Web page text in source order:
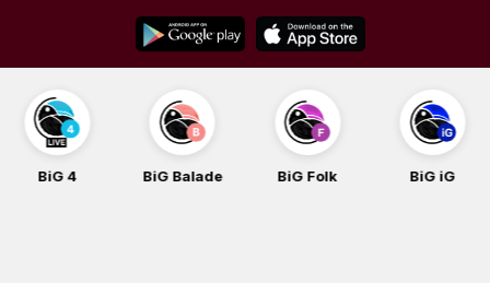
content
BiG Balade BiG Folk BiG iG BiG Rock